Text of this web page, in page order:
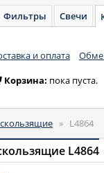
Фильтры Свечи
и оплата
Корзина: пока пуста.
» L4864
L4864